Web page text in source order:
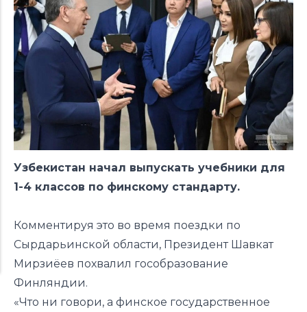
Узбекистан начал выпускать учебники для
1-4 классов по финскому стандарту.
Комментируя это во время поездки по
Сырдарьинской области, Президент Шавкат
Мирзиёев похвалил гособразование
Финляндии.
«Что ни говори, а финское государственное